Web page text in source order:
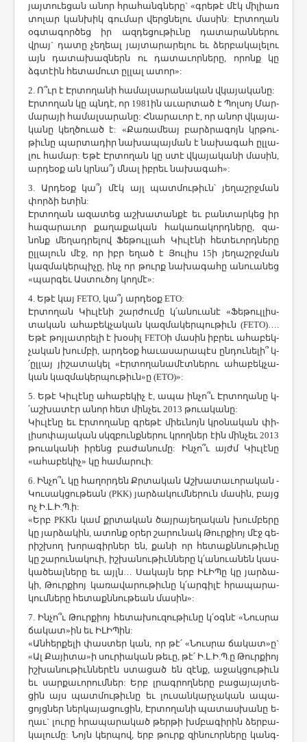
յայ­տո­ւե­ցան ա­նոր հրա­հանգ­նե­րը` «գրե­թէ մէկ մի­լիառ
տո­լար կան­խիկ գու­մար վերց­նե­լու մա­սին: Էր­տո­ղան
օգ­տա­գոր­ծեց իր ազ­դե­ցու­թիւ­նը դա­տա­րան­նե­րու
վրայ` դա­տը չե­ղեալ յայ­տա­րա­րե­լու եւ ձեր­բա­կա­լե­լու
այն դա­տա­խազ­ներն ու դա­տա­ւոր­նե­րը, ո­րոնք կը
ձգտէին հե­տա­մուտ ըլ­լալ ա­տոր»:
2. Ո՞ւր է Էր­տո­ղա­նի հա­մալ­սա­րա­նա­կան վկա­յա­կա­նը:
Էր­տո­ղան կը պնդէ, որ 1981ին ա­ւար­տած է ­Պոլ­սոյ ­Մար­
մա­րա­յի հա­մալ­սա­րա­նը: Հ­նա­րա­ւոր է, որ ա­նոր վկա­յա­
կա­նը կեղ­ծո­ւած է: «­Քա­ռա­մեայ բարձ­րա­գոյն կրթու­
թիւ­նը պար­տա­դիր նա­խա­պայ­ման է նա­խա­գահ ըլ­լա­
լու հա­մար: Ե­թէ Էր­տո­ղան կը ստէ վկա­յա­կա­նի մա­սին,
ար­դեօք ան կրնա՞յ մնալ իբ­րեւ նա­խա­գահ»:
3. Ար­դեօք կա՞յ մէկ այլ պատ­մու­թիւն՝ յե­ղաշրջ­ման
փոր­ձի ե­տին:
Էր­տո­ղան ա­զա­տեց աշ­խա­տան­քէ եւ բան­տար­կեց իր
հա­զա­րա­ւոր քա­ղա­քա­կան հա­կա­ռա­կորդ­նե­րը, զա­
նոնք մե­ղադ­րե­լով ­Ֆե­թուլ­լահ ­Կիւ­լէ­նի հե­տե­ւորդ­նե­րը
ըլ­լա­լուն մէջ, որ իբր ե­ղած է ­Յու­լիս 15ի յե­ղաշրջ­ման
կազ­մա­կեր­պի­չը, ինչ որ թուրք նա­խա­գա­հը ա­նո­ւա­նեց
«պար­գեւ Աս­տու­ծոյ կող­մէ»:
4. Ե­թէ կայ FETO, կա՞յ ար­դեօք ETO:
Էր­տո­ղան ­Կիւ­լէ­նի շար­ժու­մը կ­՛ա­նո­ւա­նէ «­Ֆե­թուլ­լիս­
տա­կան ա­հա­բեկ­չա­կան կազ­մա­կեր­պու­թիւն (FETO)….
Ե­թէ թոյ­լատ­րե­լի է խօ­սիլ FETOի մա­սին իբ­րեւ ա­հա­բեկ­
չա­կան խում­բի, ար­դեօք հա­ւա­սա­րա­պէս ըն­դու­նե­լի՞ կ­
՛ըլ­լայ յի­շա­տա­կել «Էր­տո­ղա­նա­մէտ­նե­րու ա­հա­բեկ­չա­
կան կազ­մա­կեր­պու­թիւն»ը (ETO)»:
5. Ե­թէ ­Կիւ­լէ­նը ա­հա­բե­կիչ է, ա­պա ին­չո՞ւ Էր­տո­ղա­նը կ­
՛աշ­խա­տէր ա­նոր հետ մին­չեւ 2013 թո­ւա­կա­նը:
­Կիւ­լէ­նը եւ Էր­տո­ղա­նը գրե­թէ միեւ­նոյն կրօ­նա­կան փի­
լի­սո­փա­յա­կան սկզբունք­նե­րու կրող­ներ էին մին­չեւ 2013
թո­ւա­կա­նի ի­րենց բա­ժա­նու­մը: Ին­չո՞ւ այժմ ­Կիւ­լէ­նը
«ա­հա­բե­կիչ» կը հա­մա­րո­ւի:
6. Ին­չո՞ւ կը հա­ղոր­դեն Քր­տա­կան Աշ­խա­տա­ւո­րա­կան ­
Կու­սակ­ցու­թեան (PKK) յար­ձա­կում­նե­րուն մա­սին, բայց
ոչ Ի.Լ.Ի.­Պ.ի:
«Երբ PKKն ­կամ քրտա­կան ծայ­րա­յե­ղա­կան խում­բե­րը
կը յար­ձա­կին, ա­տոնք օ­րեր շա­րու­նակ ­Թուր­քիոյ մէջ գե­
րիշ­խող խո­րա­գիր­ներ են, քա­նի որ հե­տաքն­նու­թիւ­նը
կը շա­րու­նա­կո­ւի, իշ­խա­նու­թիւն­նե­րը կ­՛ա­նո­ւա­նեն կաս­
կա­ծեալ­նե­րը եւ այլն… ­Սա­կայն երբ ԻԼԻ­Պը կը յար­ձա­
կի, ­Թուր­քիոյ կա­ռա­վա­րու­թիւ­նը կ­՛ար­գի­լէ հրա­պա­րա­
կում­նե­րը հե­տաքն­նու­թեան մա­սին»:
7. Ին­չո՞ւ ­Թուր­քիոյ հե­տա­խու­զու­թիւ­նը կ­՛օգ­նէ «­Նուս­րա
ճա­կատ»ին եւ ԻԼԻ­Պին:
«Ան­հեր­քե­լի փաս­տեր կան, որ թէ՛ «­Նուս­րա ճա­կատ»ը`
«Ալ ­Քա­յի­տա»ի սու­րիա­կան թե­ւը, թէ՛ Ի.Լ.Ի.­Պ.ը ­Թուր­քիոյ
իշ­խա­նու­թիւն­նե­րէն ստա­ցած են զէնք, ա­ջակ­ցու­թիւն
եւ սար­քա­ւո­րում­ներ: Երբ լրագ­րող­նե­րը բա­ցա­յայ­տե­
ցին այս պատ­մու­թիւ­նը եւ լու­սան­կար­չա­կան ա­պա­
ցոյց­ներ ներ­կա­յա­ցու­ցին, Էր­տո­ղա­նի պա­տաս­խա­նը ե­
ղաւ` լու­րը հրա­պա­րա­կած թեր­թի խմբա­գի­րին ձեր­բա­
կա­լու­մը: ­Նոյն կեր­պով, երբ թուրք զի­նո­ւոր­նե­րը կանգ­